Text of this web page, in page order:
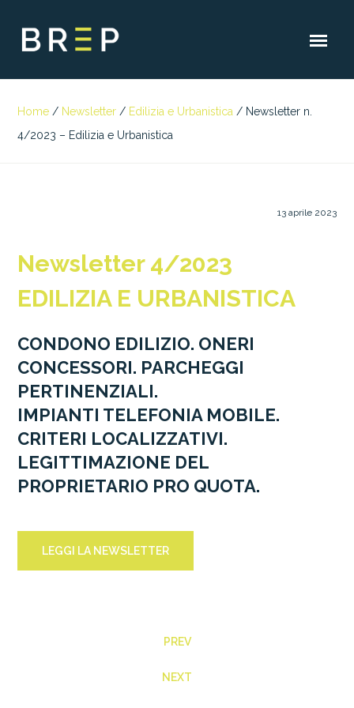
Home / Newsletter / Edilizia e Urbanistica / Newsletter n.
4/2023 – Edilizia e Urbanistica
13 aprile 2023
Newsletter 4/2023
EDILIZIA E URBANISTICA
CONDONO EDILIZIO. ONERI
CONCESSORI. PARCHEGGI
PERTINENZIALI.
IMPIANTI TELEFONIA MOBILE.
CRITERI LOCALIZZATIVI.
LEGITTIMAZIONE DEL
PROPRIETARIO PRO QUOTA.
LEGGI LA NEWSLETTER
PREV
NEXT